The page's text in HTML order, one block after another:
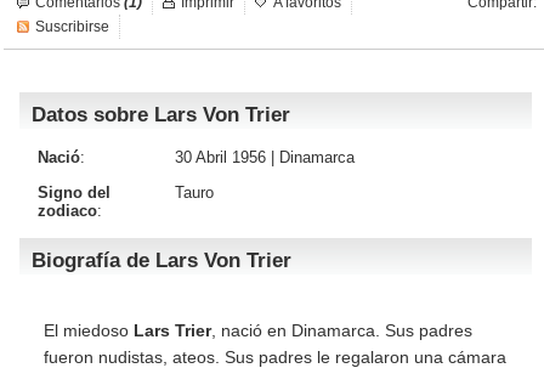
Galerías
Iniciar sesión
Suscribirse
Datos sobre Lars Von Trier
Nació: 30 Abril 1956 |
Dinamarca
Signo del
zodiaco:
Tauro
Biografía de Lars Von Trier
El miedoso Lars Trier, nació en Dinamarca. Sus padres
fueron nudistas, ateos. Sus padres le regalaron una cámara